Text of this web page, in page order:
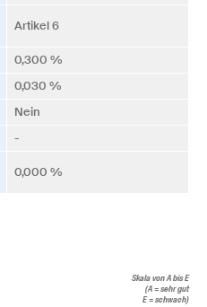
Artikel 6
0,300 %
0,030 %
Nein
-
0,000 %
Skala von A bis E
(A = sehr gut
E = schwach)